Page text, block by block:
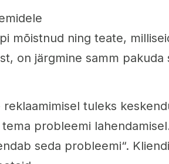
mõistnud ning teate,
on järgmine samm pakuda
tuleks
probleemi
seda probleemi“.